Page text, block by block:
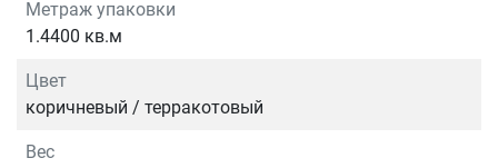
Метраж упаковки
1.4400 кв.м
Цвет
коричневый / терракотовый
Вес